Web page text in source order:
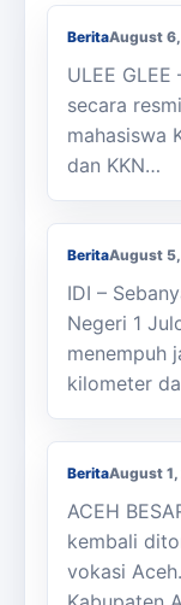
BeritaAugust
ULEE
secara
mahasiswa
dan KKN…
Berjalan
SMAN 1
BeritaAugust
IDI –
Negeri 1
menempuh
kilometer
Raih Juara
BeritaAugust
ACEH
kembali
vokasi